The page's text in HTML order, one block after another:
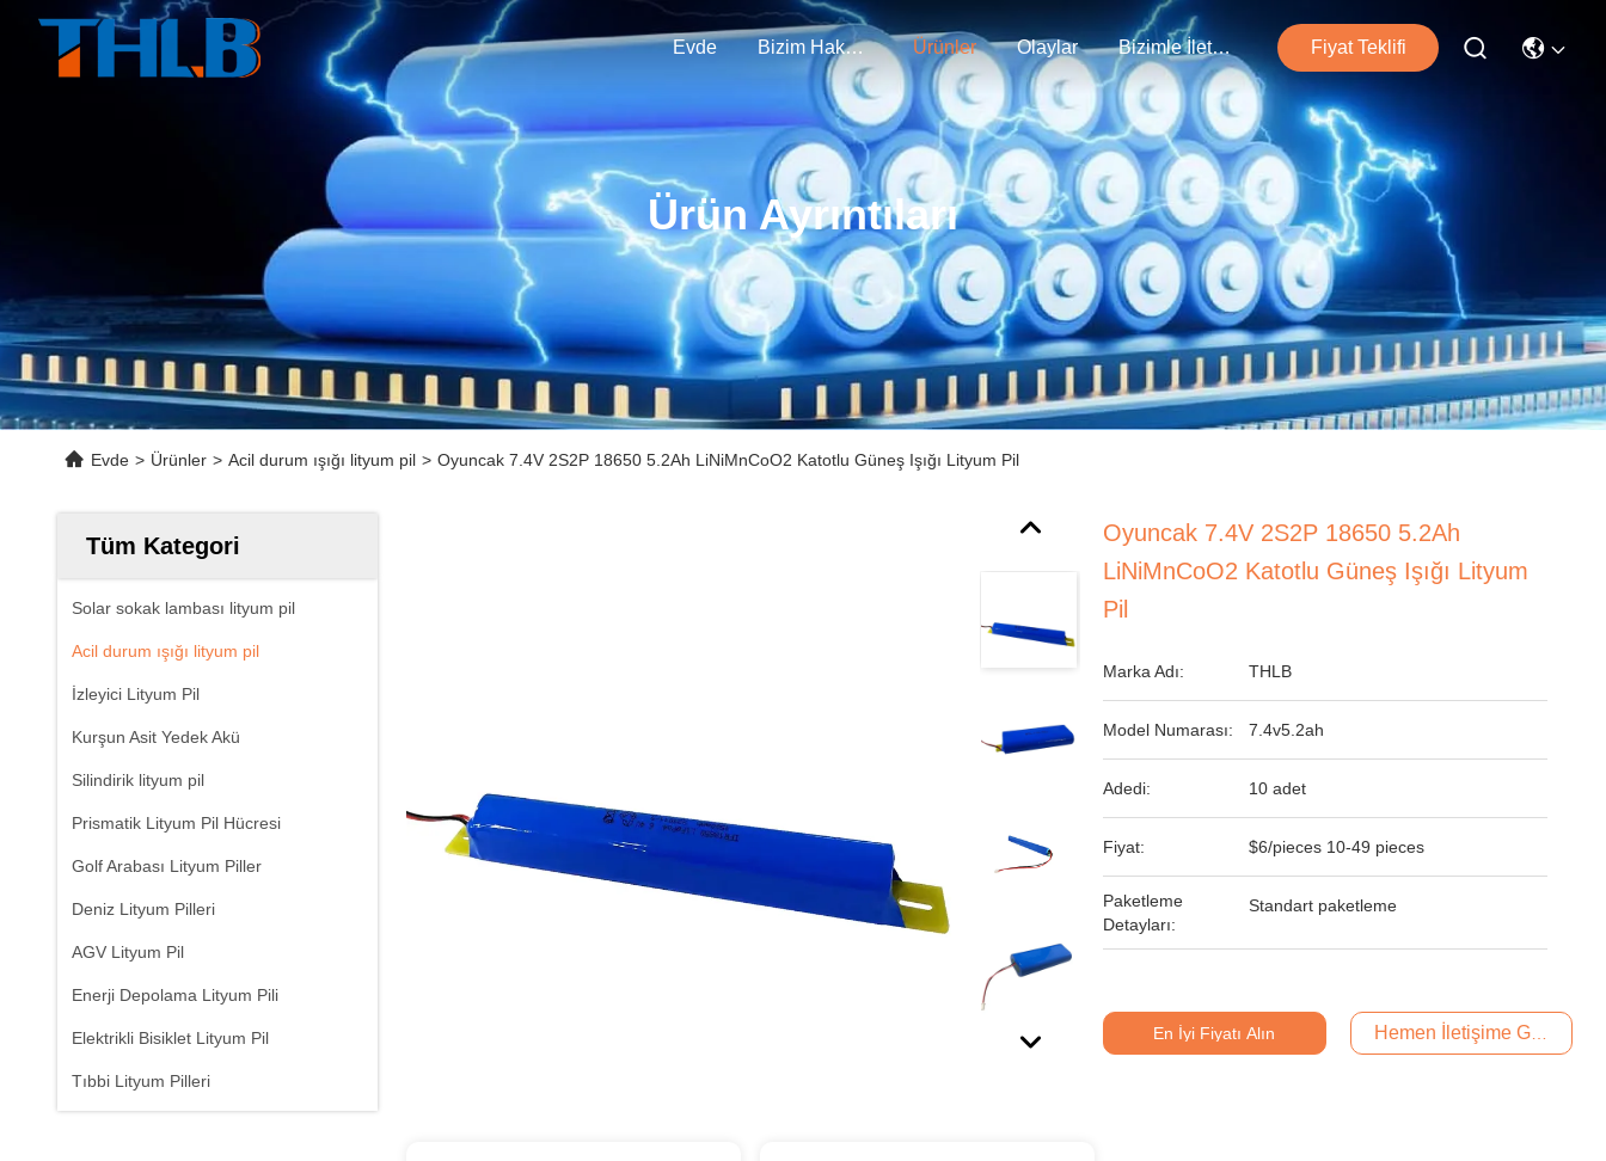
Evde Bizim Hakkımızda Ürünler Olaylar Bizimle İletişim Fiyat Teklifi
Ürün Ayrıntıları
Evde > Ürünler > Acil durum ışığı lityum pil > Oyuncak 7.4V 2S2P 18650 5.2Ah LiNiMnCoO2 Katotlu Güneş Işığı Lityum Pil
Tüm Kategori
Solar sokak lambası lityum pil
Acil durum ışığı lityum pil
İzleyici Lityum Pil
Kurşun Asit Yedek Akü
Silindirik lityum pil
Prismatik Lityum Pil Hücresi
Golf Arabası Lityum Piller
Deniz Lityum Pilleri
AGV Lityum Pil
Enerji Depolama Lityum Pili
Elektrikli Bisiklet Lityum Pil
Tıbbi Lityum Pilleri
Oyuncak 7.4V 2S2P 18650 5.2Ah
LiNiMnCoO2 Katotlu Güneş Işığı Lityum
Pil
Marka Adı: THLB
Model Numarası: 7.4v5.2ah
Adedi: 10 adet
Fiyat: $6/pieces 10-49 pieces
Paketleme
Detayları:
Standart paketleme
En İyi Fiyatı Alın Hemen İletişime Geçin